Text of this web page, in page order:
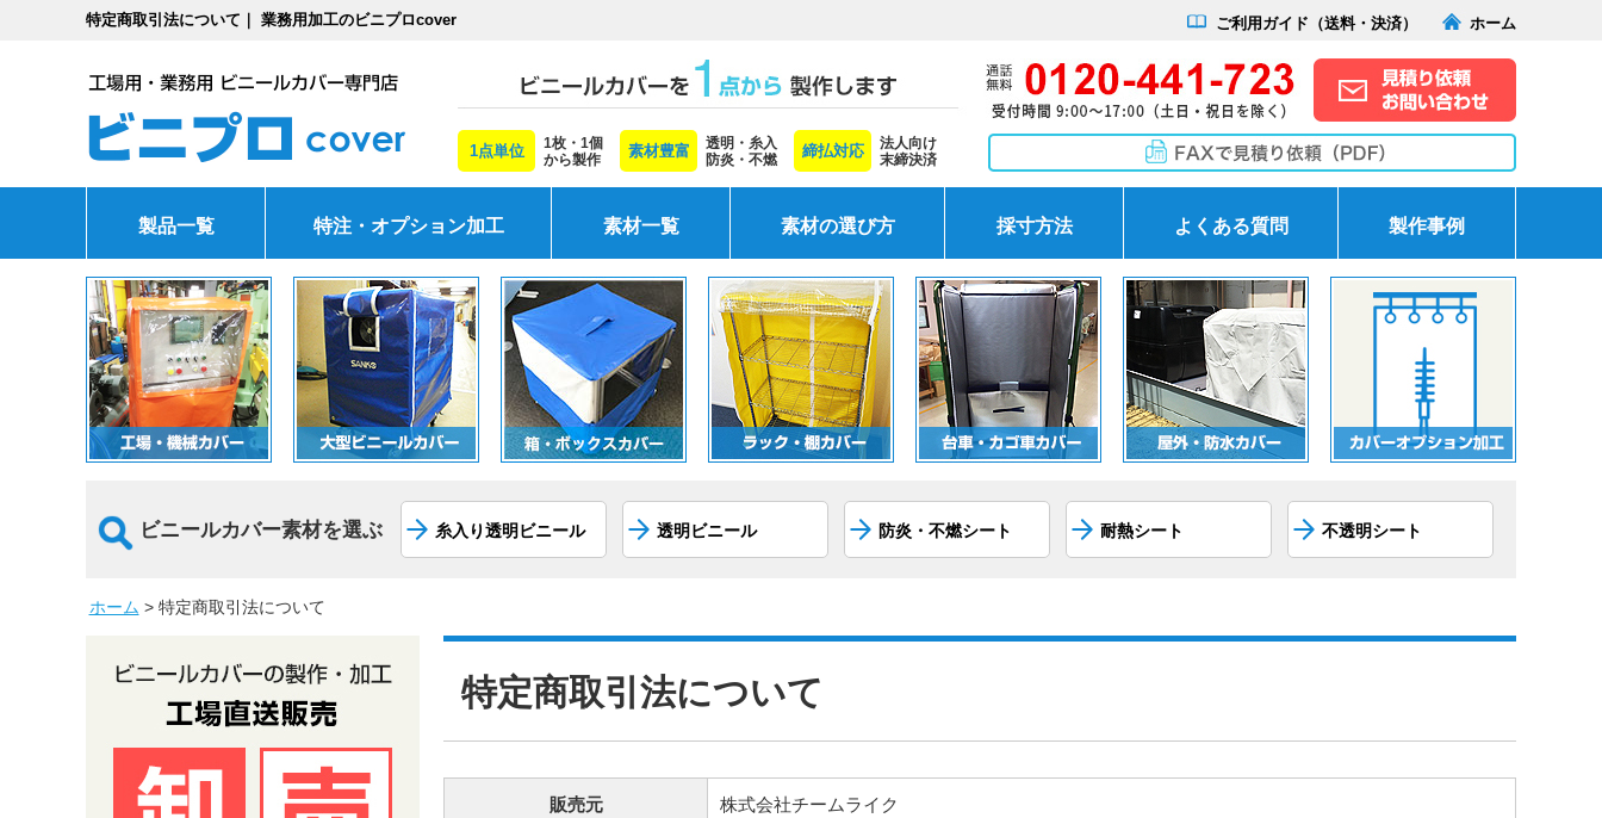
特定商取引法について｜ 業務用加工のビニプロcover ご利用ガイド（送料・決済） ホーム
1点単位
1枚・1個
から製作
素材豊富
透明・糸入
防炎・不燃
締払対応
法人向け
末締決済
製品一覧 特注・オプション加工 素材一覧 素材の選び方 採寸方法 よくある質問 製作事例
ビニールカバー素材を選ぶ 糸入り透明ビニール 透明ビニール 防炎・不燃シート 耐熱シート 不透明シート
ホーム > 特定商取引法について
特定商取引法について
販売元 株式会社チームライク